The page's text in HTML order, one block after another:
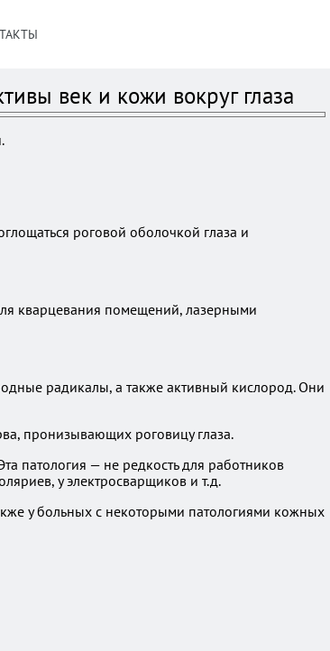
век и кожи вокруг глаза
роговой оболочкой глаза и
кварцевания помещений, лазерными
радикалы, а также активный кислород. Они
пронизывающих роговицу глаза.
патология — не редкость для работников
у электросварщиков и т.д.
у больных с некоторыми патологиями кожных